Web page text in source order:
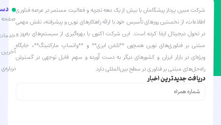
شرکت مبین پرداز پیشگامان با بیش از یک دهه تجربه و فعالیت مستمر در عرصه فناوری
اطلاعات، از نخستین روزهای تأسیس خود با ارائه راهکارهای نوین و پیشرفته، نقش مهمی
در تحول دیجیتال ایفا کرده است. این شرکت اکنون با بهره‌گیری از سیستم‌های به‌روز و
مبتنی بر فناوری‌های نوین همچون **تلفن ابری** و **واتساپ مارکتینگ**، جایگاه
ویژه‌ای در بازار ایران و کشورهای دیگر به دست آورده و سهم قابل توجهی در گسترش
راه‌حل‌های مبتنی بر فناوری در سطح بین‌المللی دارد.
صفحه
آخرین
دریافت جدیدترین اخبار
شمارههمراه(Required)